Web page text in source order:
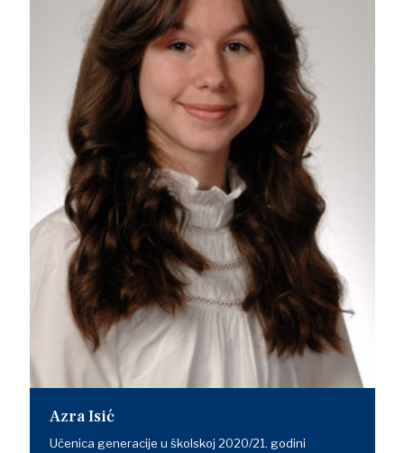
Azra Isić
Učenica generacije u školskoj 2020/21. godini